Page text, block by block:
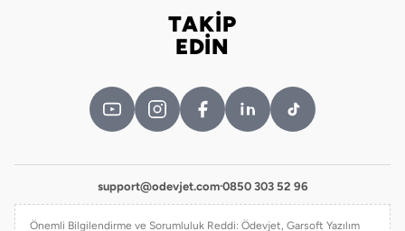
TAKİP
EDİN
support@odevjet.com·0850 303 52 96
Önemli Bilgilendirme ve Sorumluluk Reddi: Ödevjet, Garsoft Yazılım